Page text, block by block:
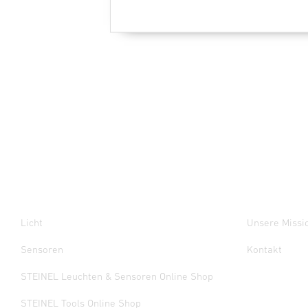
Licht
Sensoren
STEINEL Leuchten & Sensoren Online Shop
STEINEL Tools Online Shop
Unsere
Kontakt